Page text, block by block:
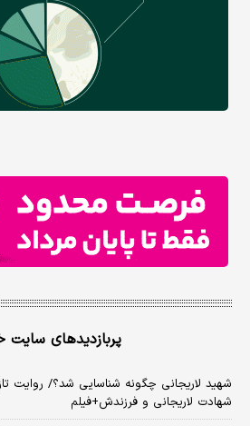
پربازدیدهای سایت
شهید لاریجانی چگونه شناسایی شد؟/ روایت
شهادت لاریجانی و فرزندش+فیلم